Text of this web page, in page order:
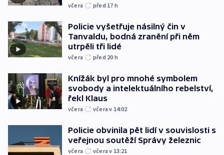
včera před 17 h
Policie vyšetřuje násilný čin v
Tanvaldu, bodná zranění při něm
utrpěli tři lidé
včera před 20 h
Knížák byl pro mnohé symbolem
svobody a intelektuálního rebelství,
řekl Klaus
včera včera v 14:02
Policie obvinila pět lidí v souvislosti s
veřejnou soutěží Správy železnic
včera včera v 13:21